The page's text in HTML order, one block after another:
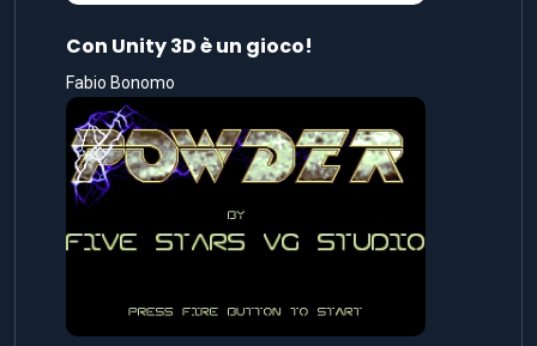
Con Unity 3D è un gioco!
Fabio Bonomo